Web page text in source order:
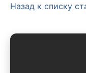
Назад к списку